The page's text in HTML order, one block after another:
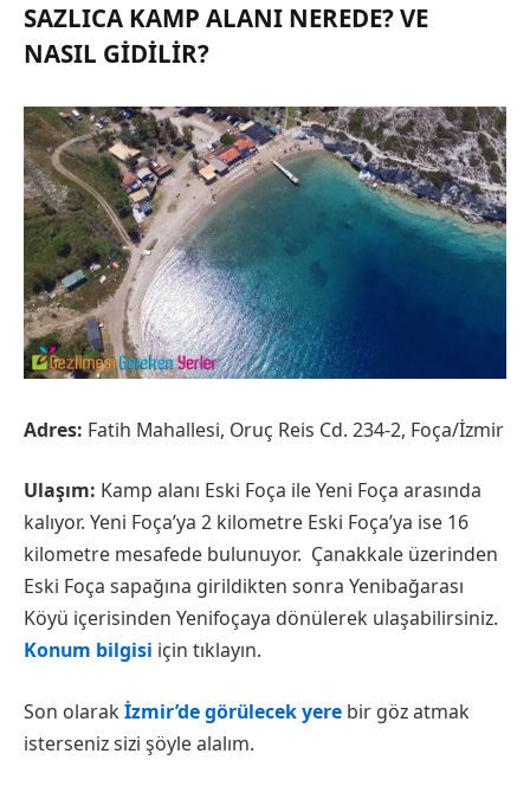
SAZLICA KAMP ALANI NEREDE? VE
NASIL GIDILIR?
Adres: Fatih Mahallesi, Oruç Reis Cd. 234-2, Foça/İzmir
Ulaşım: Kamp alanı Eski Foça ile Yeni Foça arasında
kalıyor. Yeni Foça’ya 2 kilometre Eski Foça’ya ise 16
kilometre mesafede bulunuyor. Çanakkale üzerinden
Eski Foça sapağına girildikten sonra Yenibağarası
Köyü içerisinden Yenifoçaya dönülerek ulaşabilirsiniz.
Konum bilgisi için tıklayın.
Son olarak İzmir’de görülecek yere bir göz atmak
isterseniz sizi şöyle alalım.